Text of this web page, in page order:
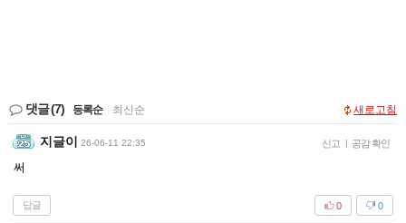
댓글(7) 등록순 최신순 새로고침
지글이 26-06-11 22:35 신고 | 공감 확인
써
답글 0
0